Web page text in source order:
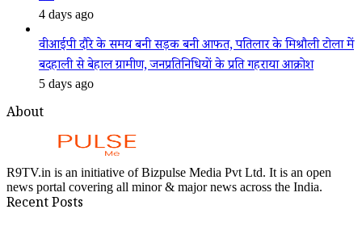
4 days ago
वीआईपी दौरे के समय बनी सड़क बनी आफत, पतिलार के मिश्रौली टोला में
बदहाली से बेहाल ग्रामीण, जनप्रतिनिधियों के प्रति गहराया आक्रोश
5 days ago
About
R9TV.in is an initiative of Bizpulse Media Pvt Ltd. It is an open
news portal covering all minor & major news across the India.
Recent Posts